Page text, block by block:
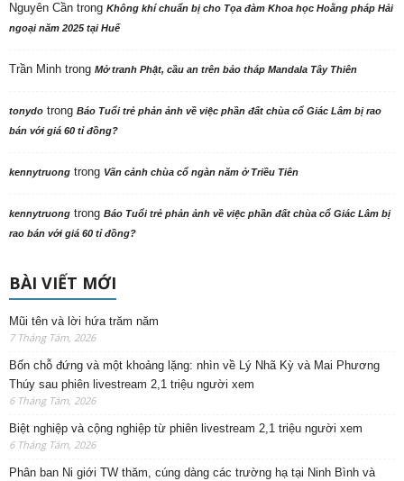
Nguyên Cần trong Không khí chuẩn bị cho Tọa đàm Khoa học Hoằng pháp Hải
ngoại năm 2025 tại Huế
Trần Minh trong Mở tranh Phật, cầu an trên bảo tháp Mandala Tây Thiên
tonydo trong Báo Tuổi trẻ phản ảnh về việc phần đất chùa cổ Giác Lâm bị rao
bán với giá 60 tỉ đồng?
kennytruong trong Vãn cảnh chùa cổ ngàn năm ở Triều Tiên
kennytruong trong Báo Tuổi trẻ phản ảnh về việc phần đất chùa cổ Giác Lâm bị
rao bán với giá 60 tỉ đồng?
BÀI VIẾT MỚI
Mũi tên và lời hứa trăm năm
7 Tháng Tám, 2026
Bốn chỗ đứng và một khoảng lặng: nhìn về Lý Nhã Kỳ và Mai Phương
Thúy sau phiên livestream 2,1 triệu người xem
6 Tháng Tám, 2026
Biệt nghiệp và cộng nghiệp từ phiên livestream 2,1 triệu người xem
6 Tháng Tám, 2026
Phân ban Ni giới TW thăm, cúng dàng các trường hạ tại Ninh Bình và